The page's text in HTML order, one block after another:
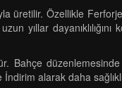
Özellikle Ferforje
yıllar
Bahçe
alarak daha